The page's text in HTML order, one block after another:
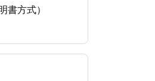
書方式）
いるスマー